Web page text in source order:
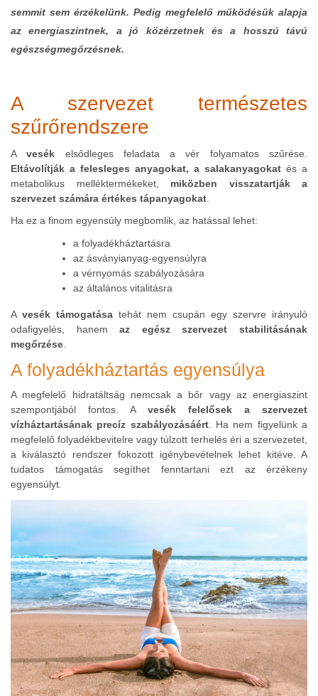
semmit sem érzékelünk. Pedig megfelelő működésük alapja
az energiaszintnek, a jó közérzetnek és a hosszú távú
egészségmegőrzésnek.
A szervezet természetes
szűrőrendszere
Avesék elsődleges feladata a vér folyamatos szűrése.
Eltávolítják a felesleges anyagokat, a salakanyagokat és a
metabolikus melléktermékeket, miközben visszatartják a
szervezet számára értékes tápanyagokat
Ha ez a finom egyensúly megbomlik, az hatással lehet:
a folyadékháztartásra
az ásványianyag-egyensúlyra
a vérnyomás szabályozására
az általános vitalitásra
A vesék támogatása tehát nem csupán egy szervre irányuló
odafigyelés, hanemaz egész szervezet stabilitásának
megőrzése
A folyadékháztartás egyensúlya
A megfelelő hidratáltság nemcsak a bőr vagy az energiaszint
szempontjából fontos. A vesék felelősek a szervezet
vízháztartásának precíz szabályozásáért. Ha nem figyelünk a
megfelelő folyadékbevitelre vagy túlzott terhelés éri a szervezetet,
a kiválasztó rendszer fokozott igénybevételnek lehet kitéve. A
tudatos támogatás segíthet fenntartani ezt az érzékeny
egyensúlyt.